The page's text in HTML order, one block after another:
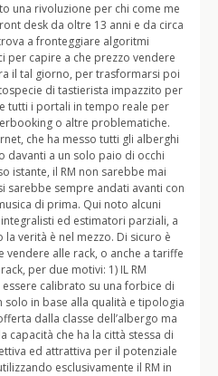
una rivoluzione per chi come me
desk da oltre 13 anni e da circa
a fronteggiare algoritmi
per capire a che prezzo vendere
il tal giorno, per trasformarsi poi
di tastierista impazzito per
tutti i portali in tempo reale per
o altre problematiche.
che ha messo tutti gli alberghi
davanti a un solo paio di occhi
istante, il RM non sarebbe mai
sarebbe sempre andati avanti con
di prima. Qui noto alcuni
ed estimatori parziali, a
la verità è nel mezzo. Di sicuro è
vendere alle rack, o anche a tariffe
per due motivi: 1) IL RM
calibrato su una forbice di
solo in base alla qualità e tipologia
dalla classe dell’albergo ma
capacità che ha la città stessa di
ed attrattiva per il potenziale
esclusivamente il RM in